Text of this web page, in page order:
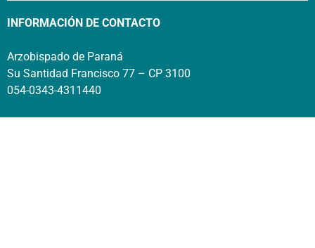
INFORMACIÓN DE CONTACTO
Arzobispado de Paraná
Su Santidad Francisco 77 – CP 3100
054-0343-4311440